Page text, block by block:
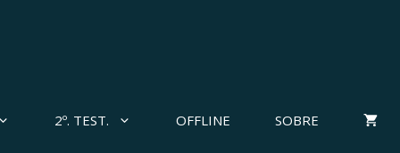
2º. TEST. OFFLINE SOBRE